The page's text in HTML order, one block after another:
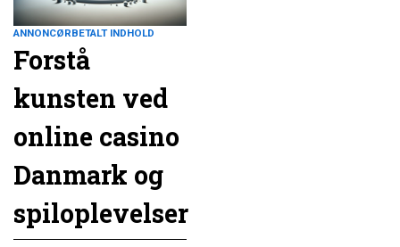
ANNONCØRBETALT INDHOLD
Forstå
kunsten ved
online casino
Danmark og
spiloplevelser